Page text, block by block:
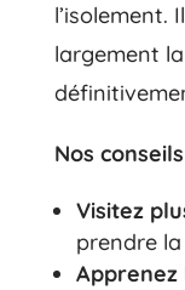
l’isolement.
largement
Nos
Visitez
prendre
Apprenez